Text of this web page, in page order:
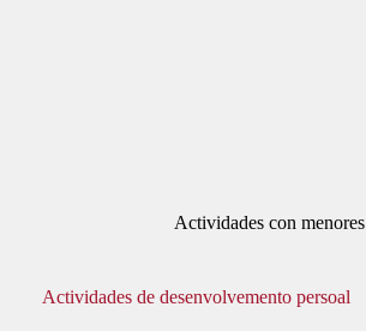
Actividades con menores
Actividades de desenvolvemento persoal